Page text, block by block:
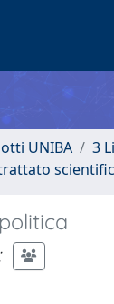
UNIBA
3